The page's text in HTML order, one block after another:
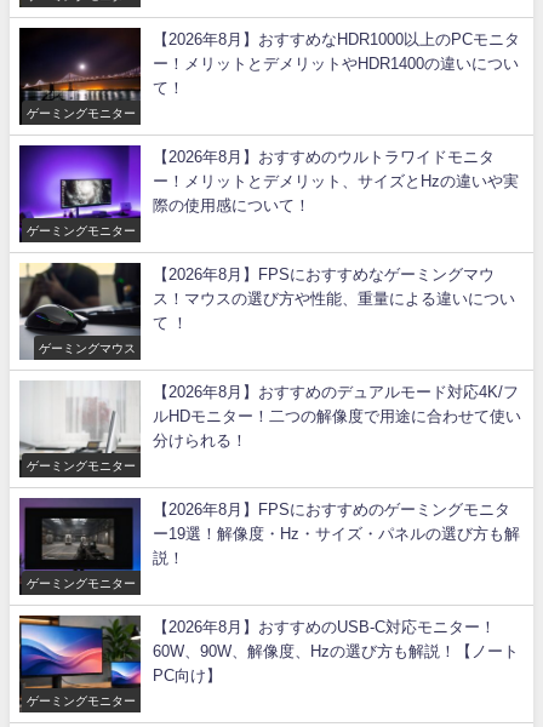
ゲーミングモニター
【2026年8月】おすすめなHDR1000以上のPCモニタ
ー！メリットとデメリットやHDR1400の違いについ
て！
ゲーミングモニター
【2026年8月】おすすめのウルトラワイドモニタ
ー！メリットとデメリット、サイズとHzの違いや実
際の使用感について！
ゲーミングマウス
【2026年8月】FPSにおすすめなゲーミングマウ
ス！マウスの選び方や性能、重量による違いについ
て ！
ゲーミングモニター
【2026年8月】おすすめのデュアルモード対応4K/フ
ルHDモニター！二つの解像度で用途に合わせて使い
分けられる！
ゲーミングモニター
【2026年8月】FPSにおすすめのゲーミングモニタ
ー19選！解像度・Hz・サイズ・パネルの選び方も解
説！
ゲーミングモニター
【2026年8月】おすすめのUSB-C対応モニター！
60W、90W、解像度、Hzの選び方も解説！【ノート
PC向け】